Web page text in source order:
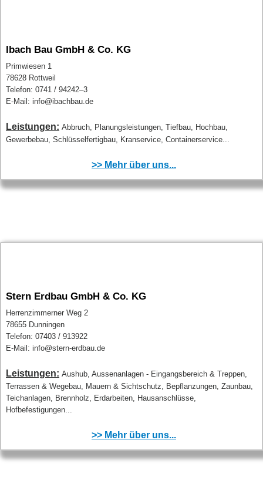
Ibach Bau GmbH & Co. KG
Primwiesen 1
78628 Rottweil
Telefon: 0741 / 94242–3
E-Mail: info@ibachbau.de
Leistungen: Abbruch, Planungsleistungen, Tiefbau, Hochbau,
Gewerbebau, Schlüsselfertigbau, Kranservice, Containerservice...
>> Mehr über uns...
Stern Erdbau GmbH & Co. KG
Herrenzimmerner Weg 2
78655 Dunningen
Telefon: 07403 / 913922
E-Mail: info@stern-erdbau.de
Leistungen: Aushub, Aussenanlagen - Eingangsbereich & Treppen,
Terrassen & Wegebau, Mauern & Sichtschutz, Bepflanzungen, Zaunbau,
Teichanlagen, Brennholz, Erdarbeiten, Hausanschlüsse,
Hofbefestigungen...
>> Mehr über uns...